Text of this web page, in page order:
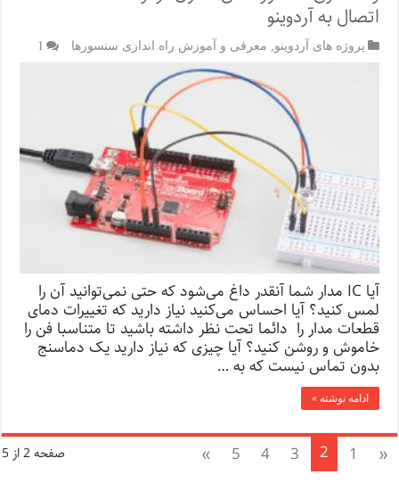
اتصال به آردوینو
پروژه های آردوینو معرفی و آموزش راه اندازی سنسورها 1
آیا IC مدار شما آنقدر داغ می‌شود که حتی نمی‌توانید آن را
لمس کنید؟ آیا احساس می‌کنید نیاز دارید که تغییرات دمای
قطعات مدار را دائما تحت نظر داشته باشید تا متناسبا فن را
خاموش و روشن کنید؟ آیا چیزی که نیاز دارید یک دماسنج
بدون تماس نیست که به …
ادامه نوشته »
صفحه 2 از 5 «
1
2
3
4
5
»